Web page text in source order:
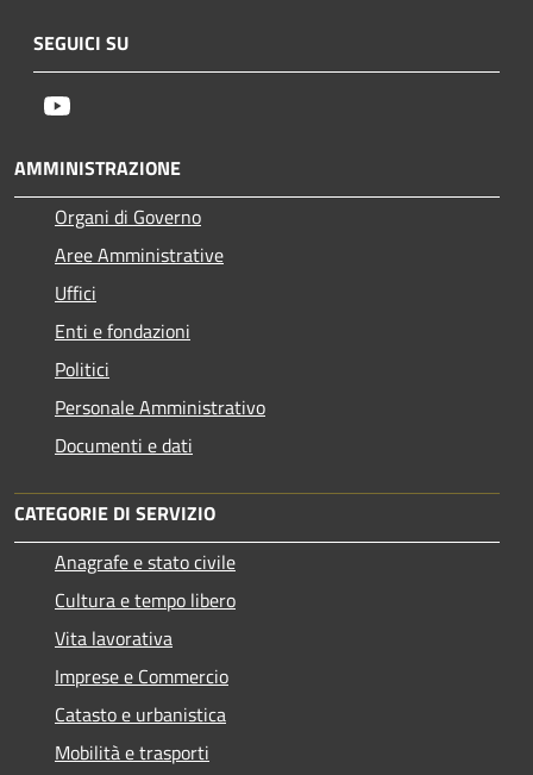
SEGUICI SU
AMMINISTRAZIONE
Organi di Governo
Aree Amministrative
Uffici
Enti e fondazioni
Politici
Personale Amministrativo
Documenti e dati
CATEGORIE DI SERVIZIO
Anagrafe e stato civile
Cultura e tempo libero
Vita lavorativa
Imprese e Commercio
Catasto e urbanistica
Mobilità e trasporti